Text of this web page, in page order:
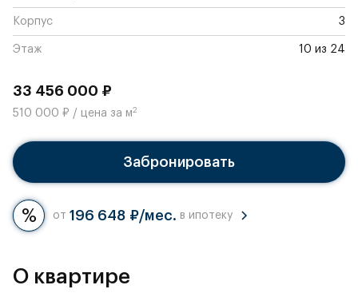
Корпус 3
Этаж 10 из 24
33 456 000 ₽
510 000 ₽ / цена за м2
Забронировать
от 196 648 ₽/мес. в ипотеку
О квартире